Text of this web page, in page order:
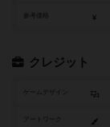
参考価格
クレジット
ゲームデザイン
アートワーク